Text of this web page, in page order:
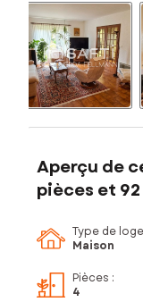
Aperçu de
pièces et 92
Type de
Maison
Pièces :
4